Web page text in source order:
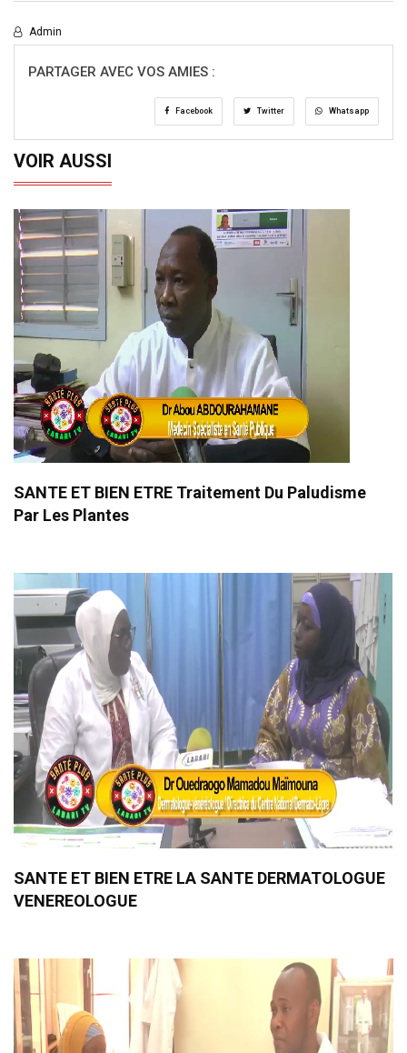
Admin
PARTAGER AVEC VOS AMIES :
Facebook Twitter Whatsapp
VOIR AUSSI
SANTE ET BIEN ETRE Traitement Du Paludisme
Par Les Plantes
SANTE ET BIEN ETRE LA SANTE DERMATOLOGUE
VENEREOLOGUE